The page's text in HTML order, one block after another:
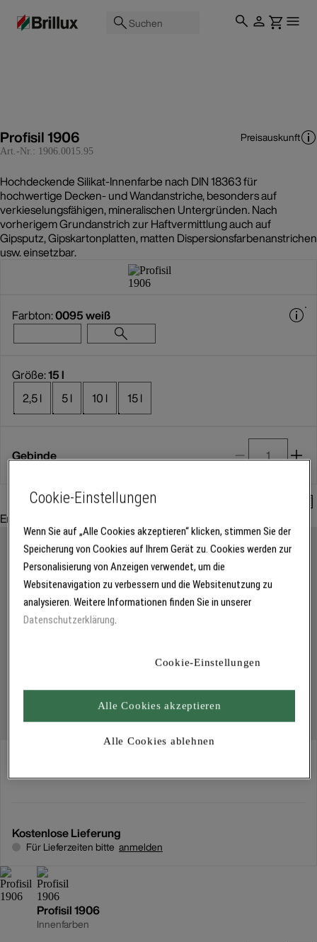
Suchen
Profisil 1906
Art.-Nr.: 1906.0015.95
Preisauskunft
Hochdeckende Silikat-Innenfarbe nach DIN 18363 für
hochwertige Decken- und Wandanstriche, besonders auf
verkieselungsfähigen, mineralischen Untergründen. Nach
vorherigem Grundanstrich zur Haftvermittlung auch auf
Gipsputz, Gipskartonplatten, matten Dispersionsfarbenanstrichen
usw. einsetzbar.
Farbton:0095 weiß
Größe:15 l
2,5 l
5 l 10 l 15 l
Gebinde
Empfohlenes Zubehör:
Kostenlose Lieferung
Für Lieferzeiten bitte anmelden
Profisil 1906
Innenfarben
Cookie-Einstellungen
Wenn Sie auf „Alle Cookies akzeptieren“ klicken, stimmen Sie der
Speicherung von Cookies auf Ihrem Gerät zu. Cookies werden zur
Personalisierung von Anzeigen verwendet, um die
Websitenavigation zu verbessern und die Websitenutzung zu
analysieren. Weitere Informationen finden Sie in unserer
Datenschutzerklärung.
Cookie-Einstellungen
Alle Cookies ablehnen
Alle Cookies akzeptieren